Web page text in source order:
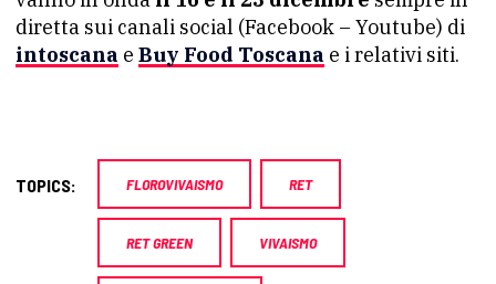
diretta sui canali social (Facebook – Youtube) di
intoscana e Buy Food Toscana e i relativi siti.
TOPICS: FLOROVIVAISMO RET
RET GREEN VIVAISMO